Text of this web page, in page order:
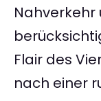
Flair des
nach einer